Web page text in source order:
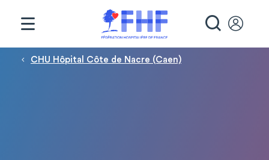
Fil d'Ariane
CHU Hôpital Côte de Nacre (Caen)
Panneau de gestion des cookies